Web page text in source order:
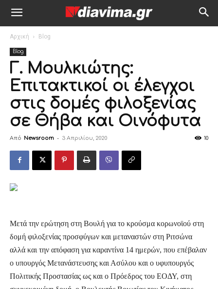
Αρχική Blog
Blog
Γ. Μουλκιώτης:
Eπιτακτικοί οι έλεγχοι
στις δομές φιλοξενίας
σε Θήβα και Οινόφυτα
Από Newsroom - 3 Απριλίου, 2020 10
Μετά την ερώτηση στη Βουλή για το κρούσμα κορωνοϊού στη
δομή φιλοξενίας προσφύγων και μεταναστών στη Ριτσώνα
αλλά και την απόφαση για καραντίνα 14 ημερών, που επέβαλαν
ο υπουργός Μετανάστευσης και Ασύλου και ο υφυπουργός
Πολιτικής Προστασίας ως και ο Πρόεδρος του ΕΟΔΥ, στη